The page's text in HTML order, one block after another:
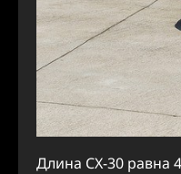
Длина CX-30 равна